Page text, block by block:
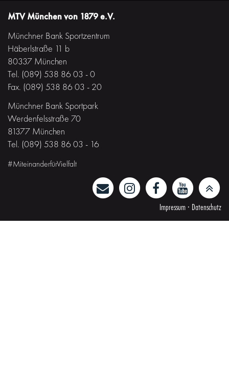
MTV München von 1879 e.V.
Münchner Bank Sportzentrum
Häberlstraße 11 b
80337 München
Tel. (089) 538 86 03 - 0
Fax. (089) 538 86 03 - 20
Münchner Bank Sportpark
Werdenfelsstraße 70
81377 München
Tel. (089) 538 86 03 - 16
#MiteinanderfürVielfalt
Impressum · Datenschutz